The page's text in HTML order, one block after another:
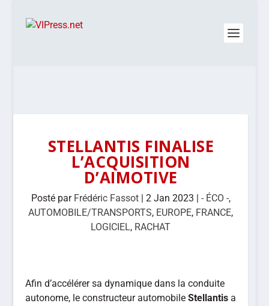
STELLANTIS FINALISE
L’ACQUISITION
D’AIMOTIVE
Posté par Frédéric Fassot| 2 Jan 2023 | - ÉCO -,
AUTOMOBILE/TRANSPORTS, EUROPE, FRANCE,
LOGICIEL, RACHAT
Afin d’accélérer sa dynamique dans la conduite
autonome, le constructeur automobileStellantis a